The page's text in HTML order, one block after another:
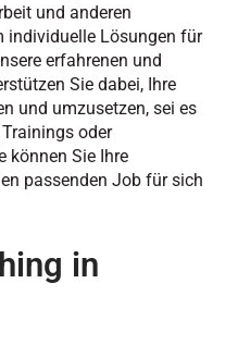
und anderen
individuelle Lösungen für
erfahrenen und
Sie dabei, Ihre
und umzusetzen, sei es
oder
können Sie Ihre
passenden Job für sich
in